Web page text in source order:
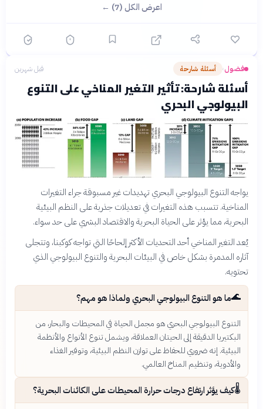
اعرض الكل (7) ←
فضول› أسئلة شارحة قبل شهرين
أسئلة شارحة: تأثير التغير المناخي على التنوع
البيولوجي البحري
يواجه التنوع البيولوجي البحري تهديدات غير مسبوقة جراء التغيرات
المناخية. تتسبب هذه التغيرات في تعديلات جذرية على النظم البيئية
البحرية، مما يؤثر على الحياة البحرية والاقتصاد البشري على حد سواء.
يُعد التغير المناخي أحد التحديات الأكثر إلحاحًا التي تواجه كوكبنا، وتتجلى
آثاره المدمرة بشكل خاص في البيئات البحرية والتنوع البيولوجي الذي
تحتويه.
🌊ما هو التنوع البيولوجي البحري ولماذا هو مهم؟
التنوع البيولوجي البحري هو مجمل الحياة في المحيطات والبحار، من
البكتيريا الدقيقة إلى الحيتان العملاقة، ويشمل تنوع الأنواع والأنظمة
البيئية. إنه ضروري للحفاظ على توازن النظم البيئية، وتوفير الغذاء
والأدوية، وتنظيم المناخ العالمي.
🌡️كيف يؤثر ارتفاع درجات حرارة المحيطات على الكائنات البحرية؟